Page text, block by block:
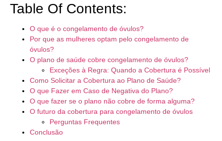
Table Of Contents:
O que é o congelamento de óvulos?
Por que as mulheres optam pelo congelamento de
óvulos?
O plano de saúde cobre congelamento de óvulos?
Exceções à Regra: Quando a Cobertura é Possível
Como Solicitar a Cobertura ao Plano de Saúde?
O que Fazer em Caso de Negativa do Plano?
O que fazer se o plano não cobre de forma alguma?
O futuro da cobertura para congelamento de óvulos
Perguntas Frequentes
Conclusão